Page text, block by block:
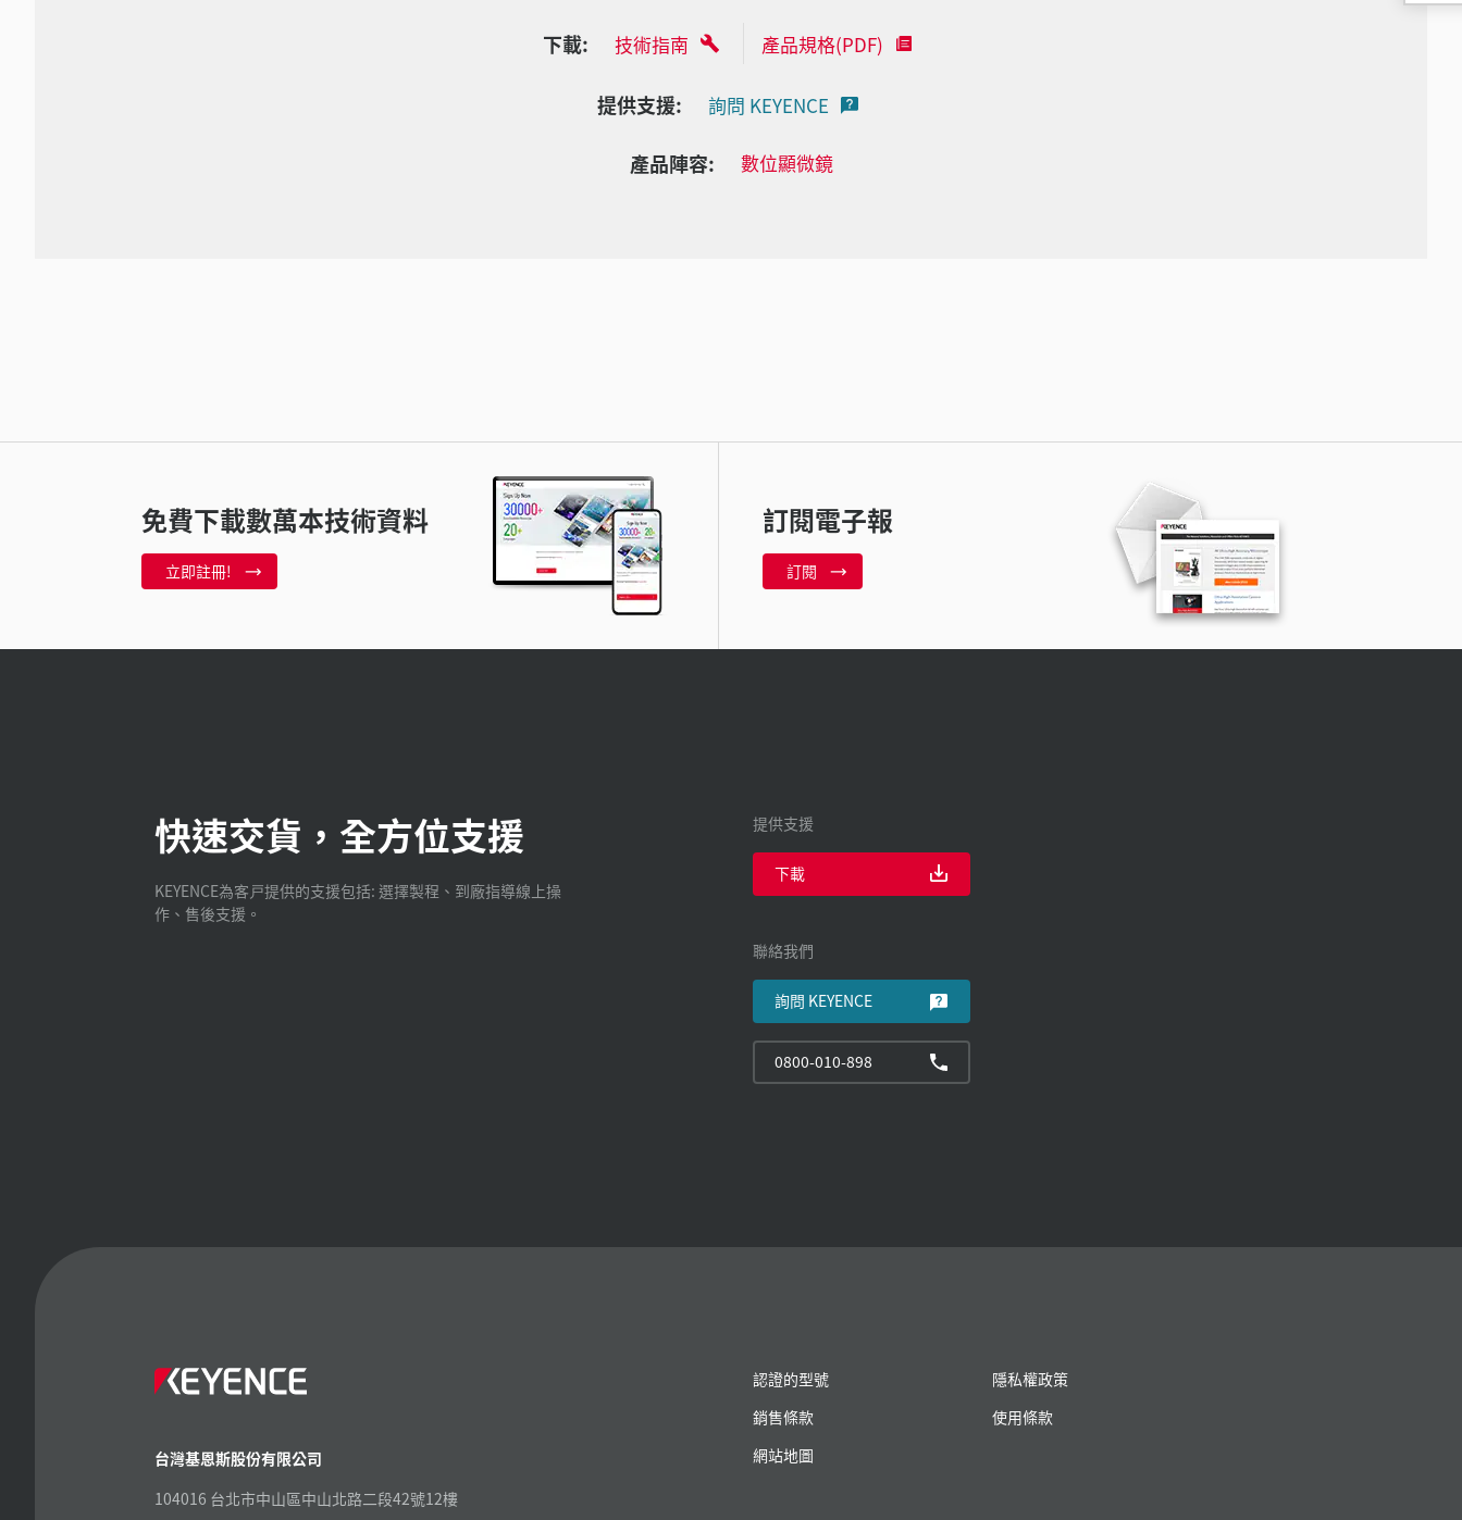
下載: 技術指南 產品規格(PDF)
提供支援: 詢問 KEYENCE
產品陣容: 數位顯微鏡
免費下載數萬本技術資料
立即註冊!
訂閱電子報
訂閱
快速交貨，全方位支援
KEYENCE為客戸提供的支援包括: 選擇製程、到廠指導線上操
作、售後支援。
提供支援
下載
聯絡我們
詢問 KEYENCE
0800-010-898
台灣基恩斯股份有限公司
104016 台北市中山區中山北路二段42號12樓
認證的型號
隱私權政策
銷售條款
使用條款
網站地圖